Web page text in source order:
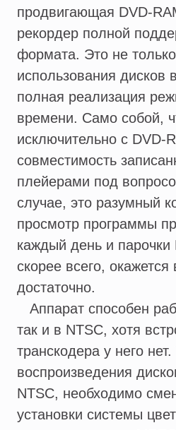
продвигающая DVD-
рекордер полной
формата. Это не
использования дисков
полная реализация
времени. Само собой,
исключительно с DVD-
совместимость
плейерами под
случае, это разумный
просмотр программы
каждый день и парочки
скорее всего, окажется
достаточно.
Аппарат способен
так и в NTSC, хотя
транскодера у него
воспроизведения
NTSC, необходимо
установки системы